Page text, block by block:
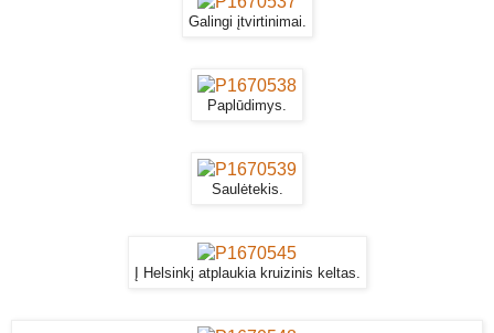
Galingi įtvirtinimai.
Paplūdimys.
Saulėtekis.
Į Helsinkį atplaukia kruizinis keltas.